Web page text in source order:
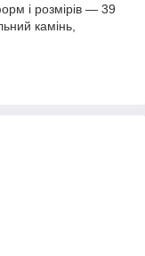
і розмірів — 39
камінь,